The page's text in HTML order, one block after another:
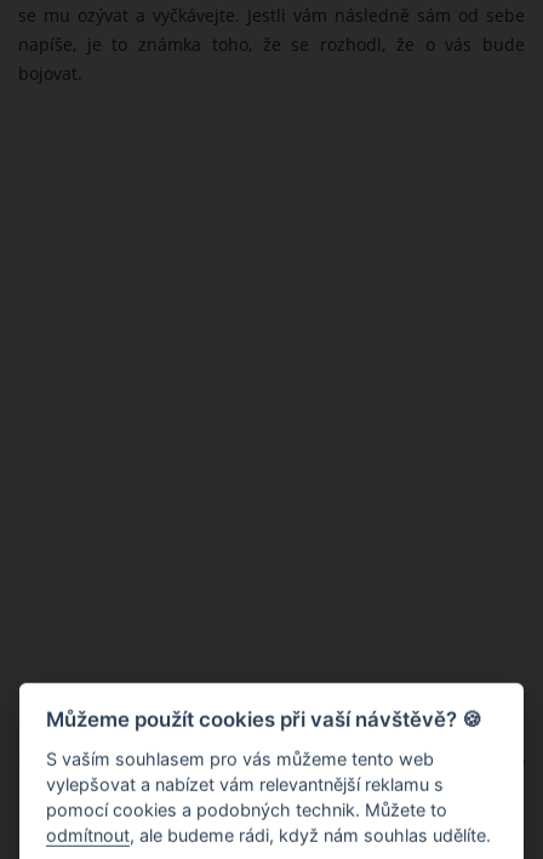
se mu ozývat a vyčkávejte. Jestli vám následně sám od sebe
napíše, je to známka toho, že se rozhodl, že o vás bude
bojovat.
Nechce se vám vnucovat
Zažili jste spolu nádherné první rande, jenže on se vám jako
první neozval a musela jste mu napsat sama? Možná váš
protějšek nechce tlačit na pilu a vypadat příliš horlivě. Je
pravděpodobné, že má strach z toho, že když vám jako první
Můžeme použít cookies při vaší návštěvě? 🍪
S vaším souhlasem pro vás můžeme tento web
vylepšovat a nabízet vám relevantnější reklamu s
pomocí cookies a podobných technik. Můžete to
odmítnout , ale budeme rádi, když nám souhlas udělíte.